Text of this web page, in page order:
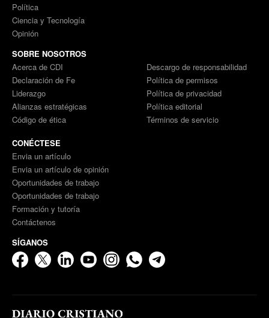
Política
Ciencia y Tecnología
Opinión
SOBRE NOSOTROS
Acerca de CDI
Declaración de Fe
Liderazgo
Alianzas estratégicas
Código de ética
Descargo de responsabilidad
Política de permisos
Política de privacidad
Política editorial
Términos de servicio
CONÉCTESE
Envia un artículo
Envia un artículo de opinión
Oportunidades de trabajo
Oportunidades de trabajo
Formación y tutoría
Contáctenos
SÍGANOS